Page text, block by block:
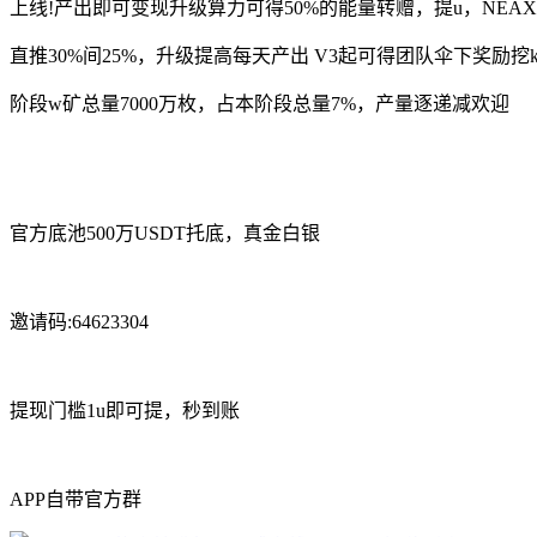
上线!产出即可变现升级算力可得50%的能量转赠，提u，
直推30%间25%，升级提高每天产出 V3起可得团队伞下奖励挖k
阶段w矿总量7000万枚，占本阶段总量7%，产量逐递减欢迎
官方底池500万USDT托底，真金白银
邀请码:64623304
提现门槛1u即可提，秒到账
APP自带官方群